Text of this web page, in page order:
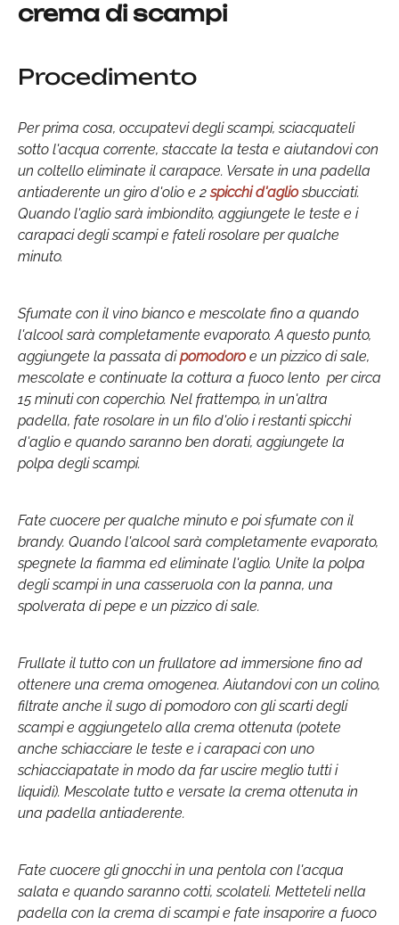
crema di scampi
Procedimento
Per prima cosa, occupatevi degli scampi, sciacquateli
sotto l'acqua corrente, staccate la testa e aiutandovi con
un coltello eliminate il carapace. Versate in una padella
antiaderente un giro d'olio e 2spicchi d'agliosbucciati.
Quando l'aglio sarà imbiondito, aggiungete le teste e i
carapaci degli scampi e fateli rosolare per qualche
minuto.
Sfumate con il vino bianco e mescolate fino a quando
l'alcool sarà completamente evaporato. A questo punto,
aggiungete la passata dipomodoroe un pizzico di sale,
mescolate e continuate la cottura a fuoco lento per circa
15 minuti con coperchio. Nel frattempo, in un'altra
padella, fate rosolare in un filo d'olio i restanti spicchi
d'aglio e quando saranno ben dorati, aggiungete la
polpa degli scampi.
Fate cuocere per qualche minuto e poi sfumate con il
brandy. Quando l'alcool sarà completamente evaporato,
spegnete la fiamma ed eliminate l'aglio. Unite la polpa
degli scampi in una casseruola con la panna, una
spolverata di pepe e un pizzico di sale.
Frullate il tutto con un frullatore ad immersione fino ad
ottenere una crema omogenea. Aiutandovi con un colino,
filtrate anche il sugo di pomodoro con gli scarti degli
scampi e aggiungetelo alla crema ottenuta (potete
anche schiacciare le teste e i carapaci con uno
schiacciapatate in modo da far uscire meglio tutti i
liquidi). Mescolate tutto e versate la crema ottenuta in
una padella antiaderente.
Fate cuocere gli gnocchi in una pentola con l'acqua
salata e quando saranno cotti, scolateli. Metteteli nella
padella con la crema di scampi e fate insaporire a fuoco